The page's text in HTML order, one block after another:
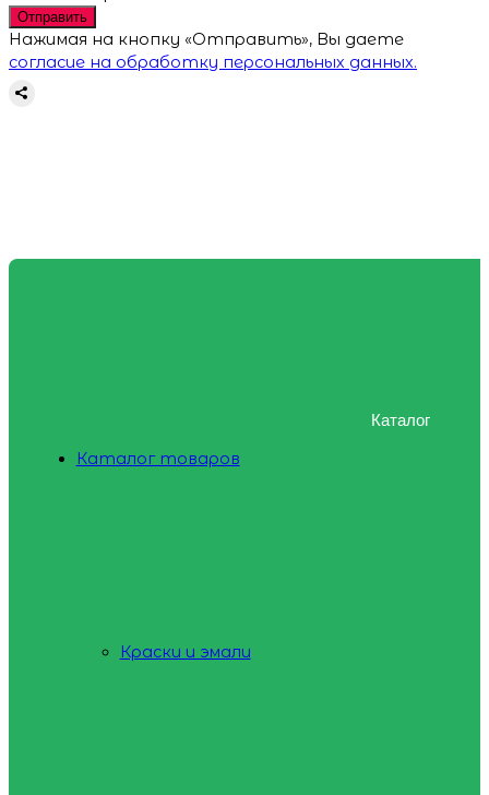
Отправить
Нажимая на кнопку «Отправить», Вы даете
согласие на обработку персональных данных.
Каталог
Каталог товаров
Краски и эмали